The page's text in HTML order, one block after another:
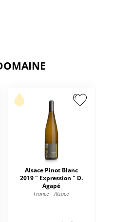
Alsace Pinot Blanc
2019 " Expression " D.
Agapé
France – Alsace